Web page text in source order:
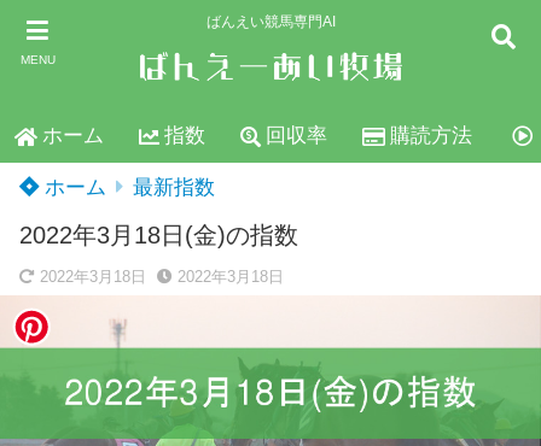
MENU
ばんえい競馬専門AI
ホーム 指数 回収率 購読方法
ホーム 最新指数
2022年3月18日(金)の指数
2022年3月18日 2022年3月18日